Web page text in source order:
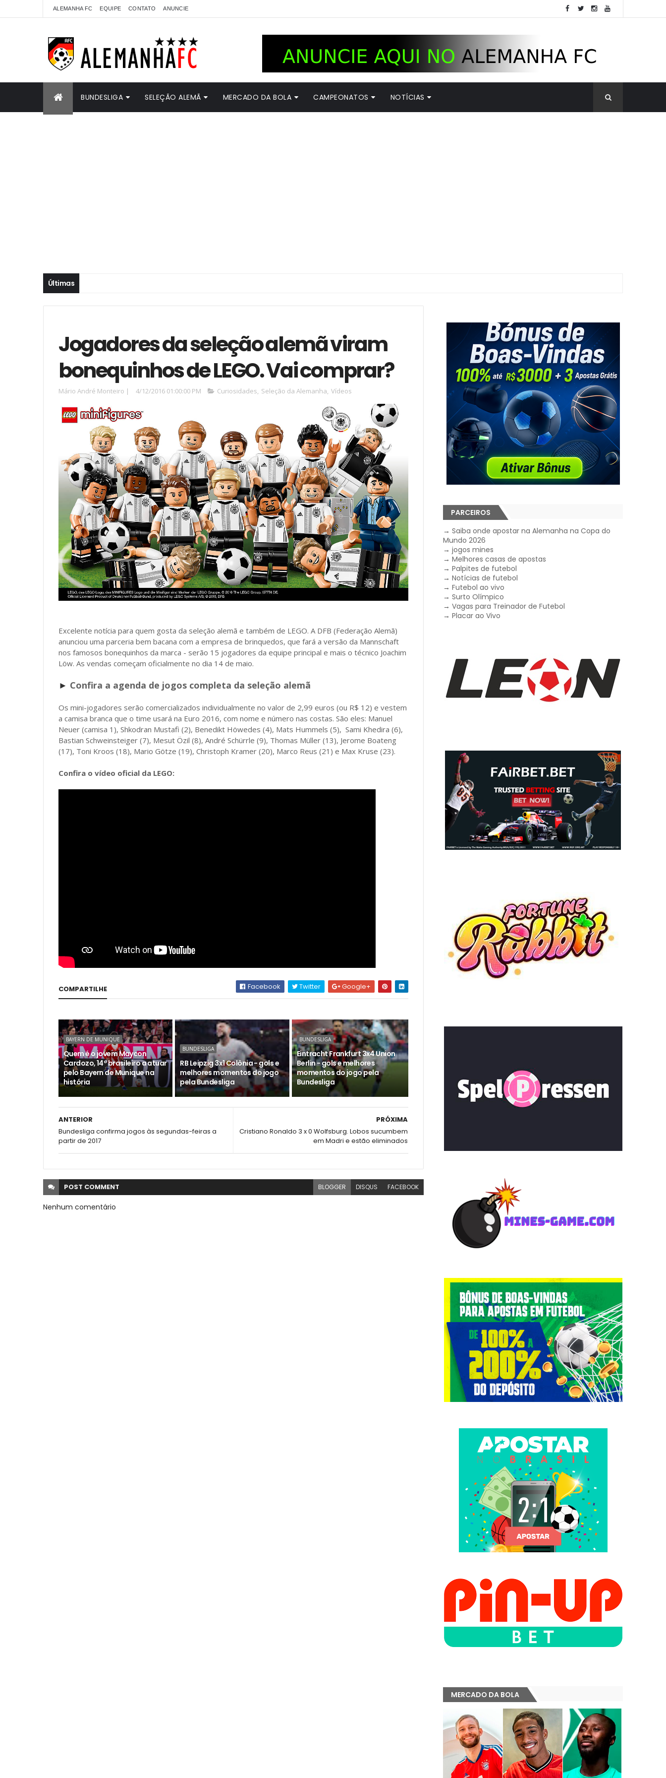
ALEMANHA FC EQUIPE CONTATO ANUNCIE
BUNDESLIGA SELEÇÃO ALEMÃ MERCADO DA BOLA CAMPEONATOS NOTÍCIAS
Últimas
Jogadores da seleção alemã viram
bonequinhos de LEGO. Vai comprar?
Mário André Monteiro | 4/12/2016 01:00:00 PM Curiosidades, Seleção da Alemanha, Vídeos
Excelente notícia para quem gosta da seleção alemã e também de LEGO. A DFB (Federação Alemã)
anunciou uma parceria bem bacana com a empresa de brinquedos, que fará a versão da Mannschaft
nos famosos bonequinhos da marca - serão 15 jogadores da equipe principal e mais o técnico Joachim
Löw. As vendas começam oficialmente no dia 14 de maio.
► Confira a agenda de jogos completa da seleção alemã
Os mini-jogadores serão comercializados individualmente no valor de 2,99 euros (ou R$ 12) e vestem
a camisa branca que o time usará na Euro 2016, com nome e número nas costas. São eles: Manuel
Neuer (camisa 1), Shkodran Mustafi (2), Benedikt Höwedes (4), Mats Hummels (5), Sami Khedira (6),
Bastian Schweinsteiger (7), Mesut Özil (8), André Schürrle (9), Thomas Müller (13), Jerome Boateng
(17), Toni Kroos (18), Mario Götze (19), Christoph Kramer (20), Marco Reus (21) e Max Kruse (23).
Confira o vídeo oficial da LEGO:
COMPARTILHE Facebook Twitter Google+
BAYERN DE MUNIQUE
Quem é o jovem Maycon
Cardozo, 14º brasileiro a atuar
pelo Bayern de Munique na
história
BUNDESLIGA
RB Leipzig 3x1 Colônia - gols e
melhores momentos do jogo
pela Bundesliga
BUNDESLIGA
Eintracht Frankfurt 3x4 Union
Berlin - gols e melhores
momentos do jogo pela
Bundesliga
PRÓXIMA
Cristiano Ronaldo 3 x 0 Wolfsburg. Lobos sucumbem
em Madri e estão eliminados
ANTERIOR
Bundesliga confirma jogos às segundas-feiras a
partir de 2017
POST COMMENT BLOGGER DISQUS FACEBOOK
Nenhum comentário
PARCEIROS
→Saiba onde apostar na Alemanha na Copa do
Mundo 2026
→jogos mines
→Melhores casas de apostas
→Palpites de futebol
→Notícias de futebol
→Futebol ao vivo
→Surto Olímpico
→Vagas para Treinador de Futebol
→Placar ao Vivo
MERCADO DA BOLA